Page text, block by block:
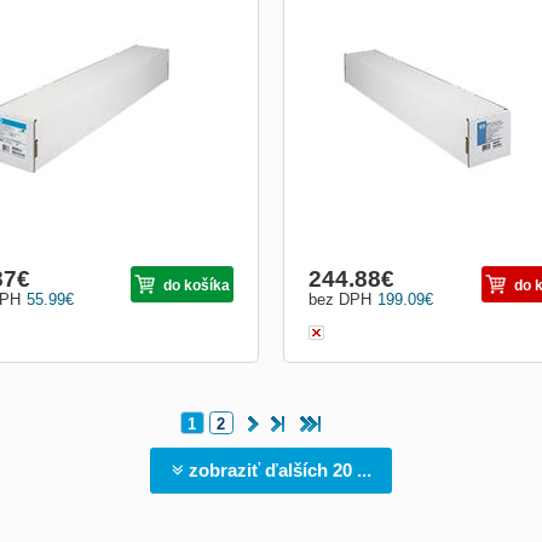
m, 90 g/m2 dle testovací normy ISO
Zářivě bílý papír HP Bright White
Paper je nejzářivější z levnějších
HP a je určen ke každodennímu
černobí...
55.99€
€ do košíka
Instant-dry Satin Photo Paper, 1 067
role 30,5 m, 260 g/m2 dle testovací
ISO 536. Fotografický papír se
povrchem s okamžitým schnutím HP
Premium Instant-dry Satin Ph...
199.09€
bez DPH
244.88€ do
1 2
zobraziť ďalších 20 ...